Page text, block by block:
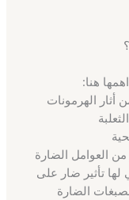
هنا:
أثار الهرمونات
العوامل الضارة
تأثير ضار على
الضارة